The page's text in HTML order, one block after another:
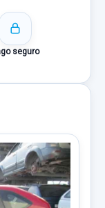
seguro